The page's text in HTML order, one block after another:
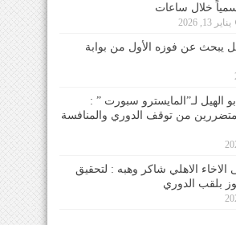
خلال ساعات
يناير 13, 2026
يبحث عن فوزه الأول من بوابة
الهيل لـ”المايسترو سبورت ” :
من توقف الدوري والمنافسة
الاهلي شاكر وهبه : لتحقيق
بلقب الدوري